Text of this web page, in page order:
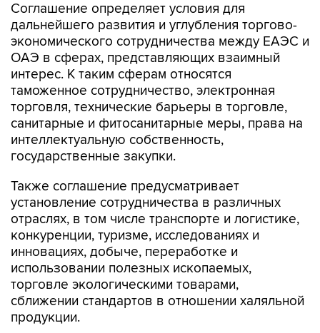
Соглашение определяет условия для
дальнейшего развития и углубления торгово-
экономического сотрудничества между ЕАЭС и
ОАЭ в сферах, представляющих взаимный
интерес. К таким сферам относятся
таможенное сотрудничество, электронная
торговля, технические барьеры в торговле,
санитарные и фитосанитарные меры, права на
интеллектуальную собственность,
государственные закупки.
Также соглашение предусматривает
установление сотрудничества в различных
отраслях, в том числе транспорте и логистике,
конкуренции, туризме, исследованиях и
инновациях, добыче, переработке и
использовании полезных ископаемых,
торговле экологическими товарами,
сближении стандартов в отношении халяльной
продукции.